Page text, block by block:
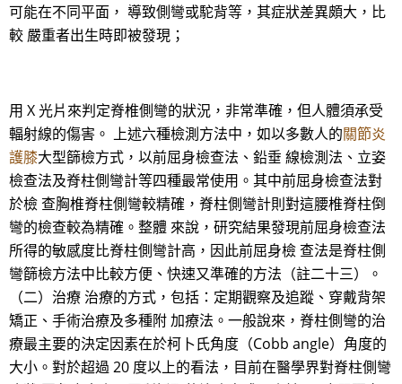
可能在不同平面， 導致側彎或駝背等，其症狀差異頗大，比
較 嚴重者出生時即被發現；
用 X 光片來判定脊椎側彎的狀況，非常準確，但人體須承受
輻射線的傷害。 上述六種檢測方法中，如以多數人的關節炎
護膝大型篩檢方式，以前屈身檢查法、鉛垂 線檢測法、立姿
檢查法及脊柱側彎計等四種最常使用。其中前屈身檢查法對
於檢 查胸椎脊柱側彎較精確，脊柱側彎計則對這腰椎脊柱倒
彎的檢查較為精確。整體 來說，研究結果發現前屈身檢查法
所得的敏感度比脊柱側彎計高，因此前屈身檢 查法是脊柱側
彎篩檢方法中比較方便、快速又準確的方法（註二十三）。
（二）治療 治療的方式，包括：定期觀察及追蹤、穿戴背架
矯正、手術治療及多種附 加療法。一般說來，脊柱側彎的治
療最主要的決定因素在於柯卜氏角度（Cobb angle）角度的
大小。對於超過 20 度以上的看法，目前在醫學界對脊柱側彎